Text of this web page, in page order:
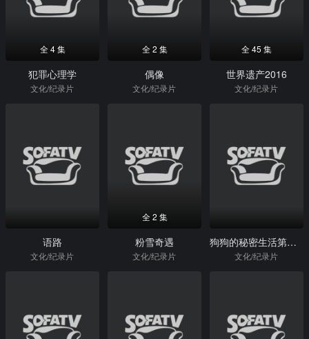
全 4 集
犯罪心理学
文化/纪录片
全 2 集
偶像
文化/纪录片
全 45 集
世界遗产2016
文化/纪录片
语路
文化/纪录片
全 2 集
粉雪奇遇
文化/纪录片
狗狗的秘密生活第一季
文化/纪录片